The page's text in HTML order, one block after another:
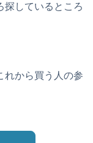
探しているところ
から買う人の参